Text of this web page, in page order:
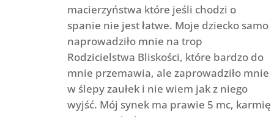
macierzyństwa które jeśli chodzi o
spanie nie jest łatwe. Moje dziecko samo
naprowadziło mnie na trop
Rodzicielstwa Bliskości, które bardzo do
mnie przemawia, ale zaprowadziło mnie
w ślepy zaułek i nie wiem jak z niego
wyjść. Mój synek ma prawie 5 mc, karmię